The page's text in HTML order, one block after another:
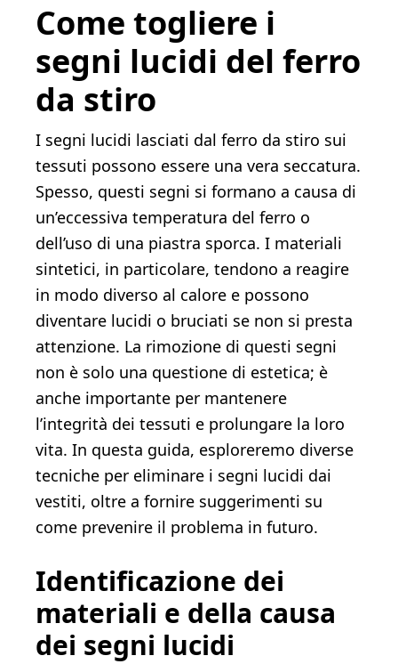
Come togliere i
segni lucidi del ferro
da stiro
I segni lucidi lasciati dal ferro da stiro sui
tessuti possono essere una vera seccatura.
Spesso, questi segni si formano a causa di
un’eccessiva temperatura del ferro o
dell’uso di una piastra sporca. I materiali
sintetici, in particolare, tendono a reagire
in modo diverso al calore e possono
diventare lucidi o bruciati se non si presta
attenzione. La rimozione di questi segni
non è solo una questione di estetica; è
anche importante per mantenere
l’integrità dei tessuti e prolungare la loro
vita. In questa guida, esploreremo diverse
tecniche per eliminare i segni lucidi dai
vestiti, oltre a fornire suggerimenti su
come prevenire il problema in futuro.
Identificazione dei
materiali e della causa
dei segni lucidi